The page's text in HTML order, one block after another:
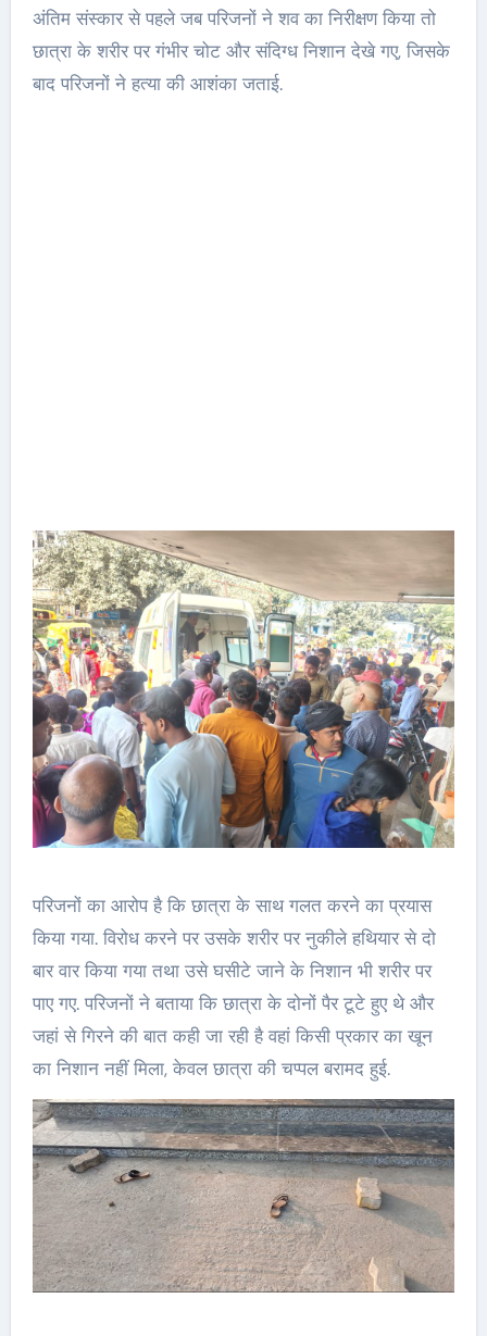
अंतिम संस्कार से पहले जब परिजनों ने शव का निरीक्षण किया तो
छात्रा के शरीर पर गंभीर चोट और संदिग्ध निशान देखे गए, जिसके
बाद परिजनों ने हत्या की आशंका जताई.
परिजनों का आरोप है कि छात्रा के साथ गलत करने का प्रयास
किया गया. विरोध करने पर उसके शरीर पर नुकीले हथियार से दो
बार वार किया गया तथा उसे घसीटे जाने के निशान भी शरीर पर
पाए गए. परिजनों ने बताया कि छात्रा के दोनों पैर टूटे हुए थे और
जहां से गिरने की बात कही जा रही है वहां किसी प्रकार का खून
का निशान नहीं मिला, केवल छात्रा की चप्पल बरामद हुई.